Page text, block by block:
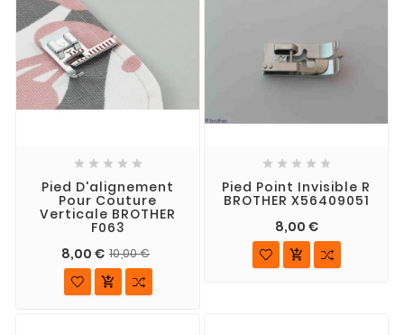
    
Pied D'alignement
Pour Couture
Verticale BROTHER
F063
8,00 € 10,00 €

    
Pied Point Invisible R
BROTHER X56409051
8,00 €
